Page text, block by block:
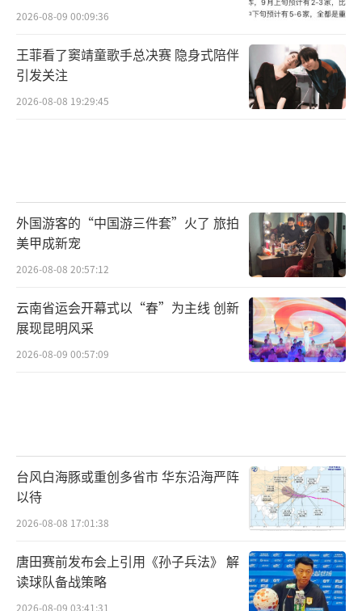
2026-08-09 00:09:36
王菲看了窦靖童歌手总决赛 隐身式陪伴
引发关注
2026-08-08 19:29:45
外国游客的“中国游三件套”火了 旅拍
美甲成新宠
2026-08-08 20:57:12
云南省运会开幕式以“春”为主线 创新
展现昆明风采
2026-08-09 00:57:09
台风白海豚或重创多省市 华东沿海严阵
以待
2026-08-08 17:01:38
唐田赛前发布会上引用《孙子兵法》 解
读球队备战策略
2026-08-09 03:41:31